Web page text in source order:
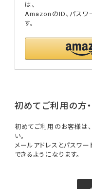
は、
AmazonのID、パスワ
す。
初めてご利用の方
初めてご利用のお客様は
い。
メールアドレスとパスワ
できるようになります。